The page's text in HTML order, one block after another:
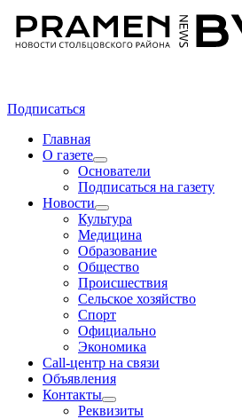
Подписаться
Главная
О газете
Основатели
Подписаться на газету
Новости
Культура
Медицина
Образование
Общество
Происшествия
Сельское хозяйство
Спорт
Официально
Экономика
Call-центр на связи
Объявления
Контакты
Реквизиты